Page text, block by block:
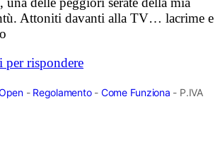
Attoniti davanti alla TV… lacrime e
per rispondere
- Regolamento- Come Funziona - P.IVA